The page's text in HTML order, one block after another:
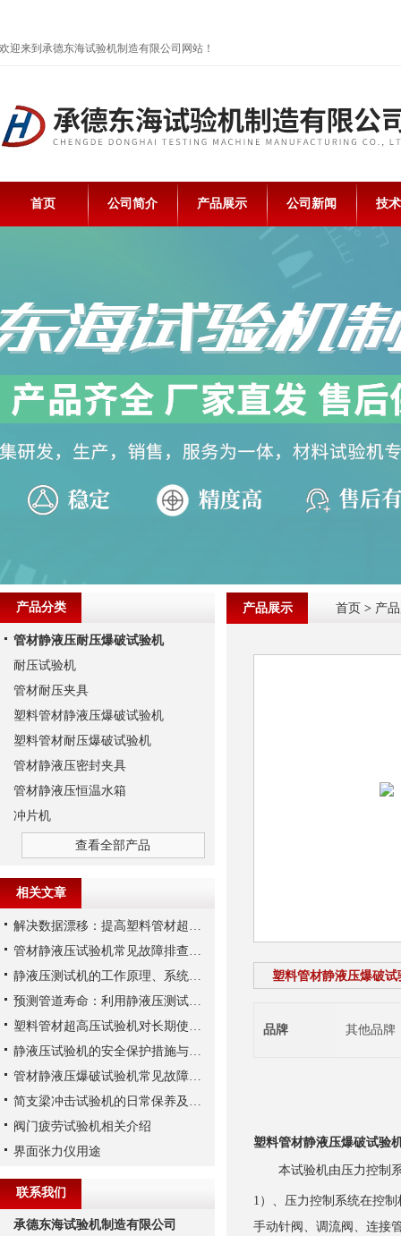
欢迎来到承德东海试验机制造有限公司网站！
首页 公司简介 产品展示 公司新闻 技
产品展示 首页 > 产
塑料管材静液压爆破试
品牌 其他品牌
塑料管材静液压爆破试验
本试验机由压力控制
1）、压力控制系统在控
手动针阀、调流阀、连接
产品分类
管材静液压耐压爆破试验机
耐压试验机
管材耐压夹具
塑料管材静液压爆破试验机
塑料管材耐压爆破试验机
管材静液压密封夹具
管材静液压恒温水箱
冲片机
查看全部产品
相关文章
解决数据漂移：提高塑料管材超高压试验机压力传感器稳定性的三大措施
管材静液压试验机常见故障排查及液压系统维护实务
静液压测试机的工作原理、系统构成与技术参数详解
预测管道寿命：利用静液压测试机进行长期静液压强度试验
塑料管材超高压试验机对长期使用性能的预测能力分析
静液压试验机的安全保护措施与操作注意事项
管材静液压爆破试验机常见故障的检查方法
简支梁冲击试验机的日常保养及维护
阀门疲劳试验机相关介绍
界面张力仪用途
联系我们
承德东海试验机制造有限公司